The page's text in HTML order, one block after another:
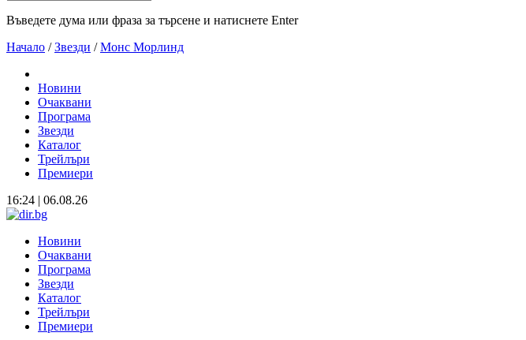
Въведете дума или фраза за търсене и натиснете Enter
Начало / Звезди / Монс Морлинд
Новини
Очаквани
Програма
Звезди
Каталог
Трейлъри
Премиери
16:24 | 06.08.26
Новини
Очаквани
Програма
Звезди
Каталог
Трейлъри
Премиери